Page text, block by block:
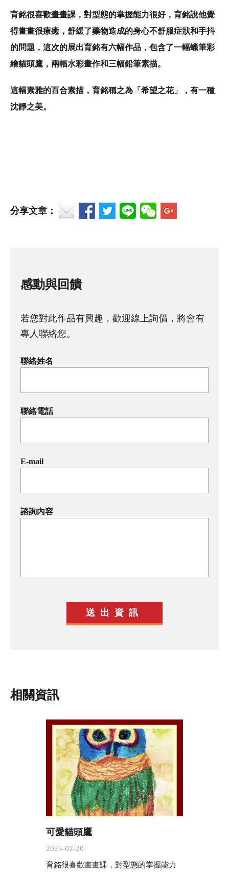
育銘很喜歡畫畫課，對型態的掌握能力很好，育銘說他覺
得畫畫很療癒，舒緩了藥物造成的身心不舒服症狀和手抖
的問題，這次的展出育銘有六幅作品，包含了一幅蠟筆彩
繪貓頭鷹，兩幅水彩畫作和三幅鉛筆素描。
這幅素雅的百合素描，育銘稱之為「希望之花」，有一種
沈靜之美。
分享文章：
感動與回饋
若您對此作品有興趣，歡迎線上詢價，將會有
專人聯絡您。
聯絡姓名
聯絡電話
E-mail
諮詢內容
相關資訊
可愛貓頭鷹
2025-02-20
育銘很喜歡畫畫課，對型態的掌握能力